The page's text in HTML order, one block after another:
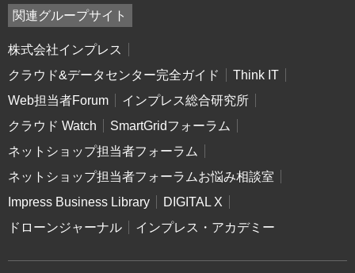
関連グループサイト
株式会社インプレス
クラウド&データセンター完全ガイド
Think IT
Web担当者Forum
インプレス総合研究所
クラウド Watch
SmartGridフォーラム
ネットショップ担当者フォーラム
ネットショップ担当者フォーラムお悩み相談室
Impress Business Library
DIGITAL X
ドローンジャーナル
インプレス・アカデミー